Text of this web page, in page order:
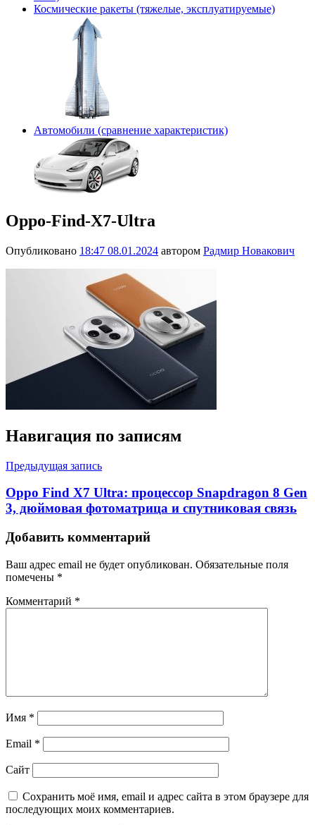
Космические ракеты (тяжелые, эксплуатируемые)
Автомобили (сравнение характеристик)
Oppo-Find-X7-Ultra
Опубликовано 18:47 08.01.2024 автором Радмир Новакович
Навигация по записям
Предыдущая запись
Oppo Find X7 Ultra: процессор Snapdragon 8 Gen
3, дюймовая фотоматрица и спутниковая связь
Добавить комментарий
Ваш адрес email не будет опубликован. Обязательные поля
помечены *
Комментарий *
Имя *
Email *
Сайт
Сохранить моё имя, email и адрес сайта в этом браузере для
последующих моих комментариев.